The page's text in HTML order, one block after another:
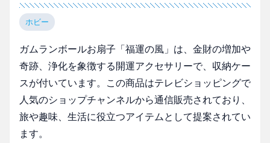
ホビー
ガムランボールお扇子「福運の風」は、金財の増加や
奇跡、浄化を象徴する開運アクセサリーで、収納ケー
スが付いています。この商品はテレビショッピングで
人気のショップチャンネルから通信販売されており、
旅や趣味、生活に役立つアイテムとして提案されてい
ます。